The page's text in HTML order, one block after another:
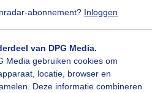
abonnement? Inloggen
van DPG Media.
Media gebruiken cookies om
locatie, browser en
Deze informatie combineren
#duinen #fietser
#hittegolf #kinderen
om dit aan te passen